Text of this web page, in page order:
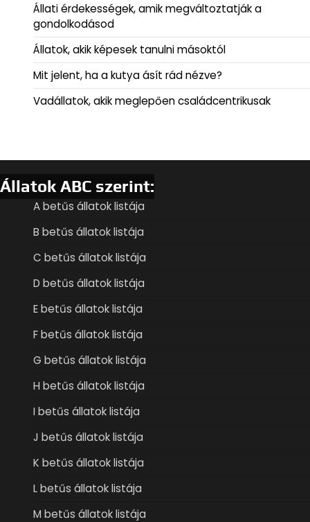
Állati érdekességek, amik megváltoztatják a
gondolkodásod
Állatok, akik képesek tanulni másoktól
Mit jelent, ha a kutya ásít rád nézve?
Vadállatok, akik meglepően családcentrikusak
Állatok ABC szerint:
A betűs állatok listája
B betűs állatok listája
C betűs állatok listája
D betűs állatok listája
E betűs állatok listája
F betűs állatok listája
G betűs állatok listája
H betűs állatok listája
I betűs állatok listája
J betűs állatok listája
K betűs állatok listája
L betűs állatok listája
M betűs állatok listája